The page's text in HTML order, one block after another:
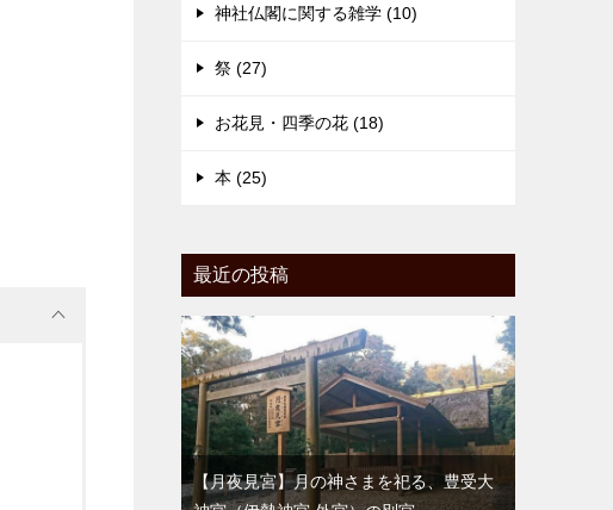
神社仏閣に関する雑学 (10)
祭 (27)
お花見・四季の花 (18)
本 (25)
最近の投稿
【月夜見宮】月の神さまを祀る、豊受大